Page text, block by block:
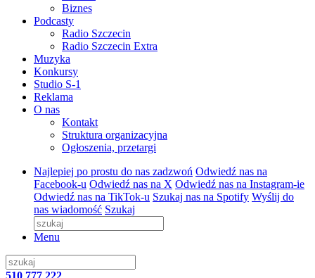
Biznes
Podcasty
Radio Szczecin
Radio Szczecin Extra
Muzyka
Konkursy
Studio S-1
Reklama
O nas
Kontakt
Struktura organizacyjna
Ogłoszenia, przetargi
Najlepiej po prostu do nas zadzwoń Odwiedź nas na
Facebook-u Odwiedź nas na X Odwiedź nas na Instagram-ie
Odwiedź nas na TikTok-u Szukaj nas na Spotify Wyślij do
nas wiadomość Szukaj
Menu